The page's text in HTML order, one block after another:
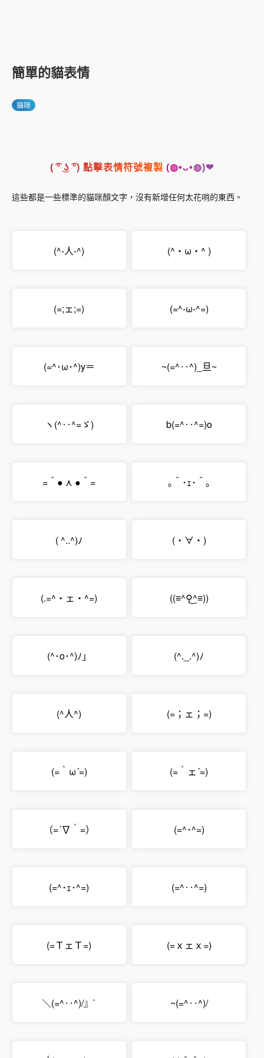
簡單的貓表情
貓咪
( ͡° ͜ʖ ͡°) 點擊表情符號複製 (◍•ᴗ•◍)❤
這些都是一些標準的貓咪顏文字，沒有新增任何太花哨的東西。
(^-人-^) (^・ω・^ )
(=;ェ;=) (=^-ω-^=)
(=^･ω･^)y＝ ~(=^‥^)_旦~
ヽ(^‥^=ゞ) b(=^‥^=)o
=＾● ⋏ ●＾= ｡＾･ｪ･＾｡
( ^..^)ﾉ (・∀・)
(.=^・ェ・^=) ((≡^⚲͜^≡))
(^･o･^)ﾉ」 (^._.^)ﾉ
(^人^) (=；ェ；=)
(=｀ω´=) (=｀ェ´=)
（=´∇｀=） (=^･^=)
(=^･ｪ･^=) (=^‥^=)
(=ＴェＴ=) (=ｘェｘ=)
＼(=^‥^)/』` ~(=^‥^)/